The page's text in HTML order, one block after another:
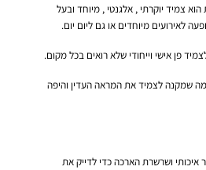
צמיד יוקרתי , אלגנטי , מיוחד ובעל
לאירועים מיוחדים או גם ליום יום.
פן אישי וייחודי שלא רואים בכל מקום.
מה שמקנה לצמיד את המראה העדין והיפה
ושרשרת הארכה כדי לדייק את